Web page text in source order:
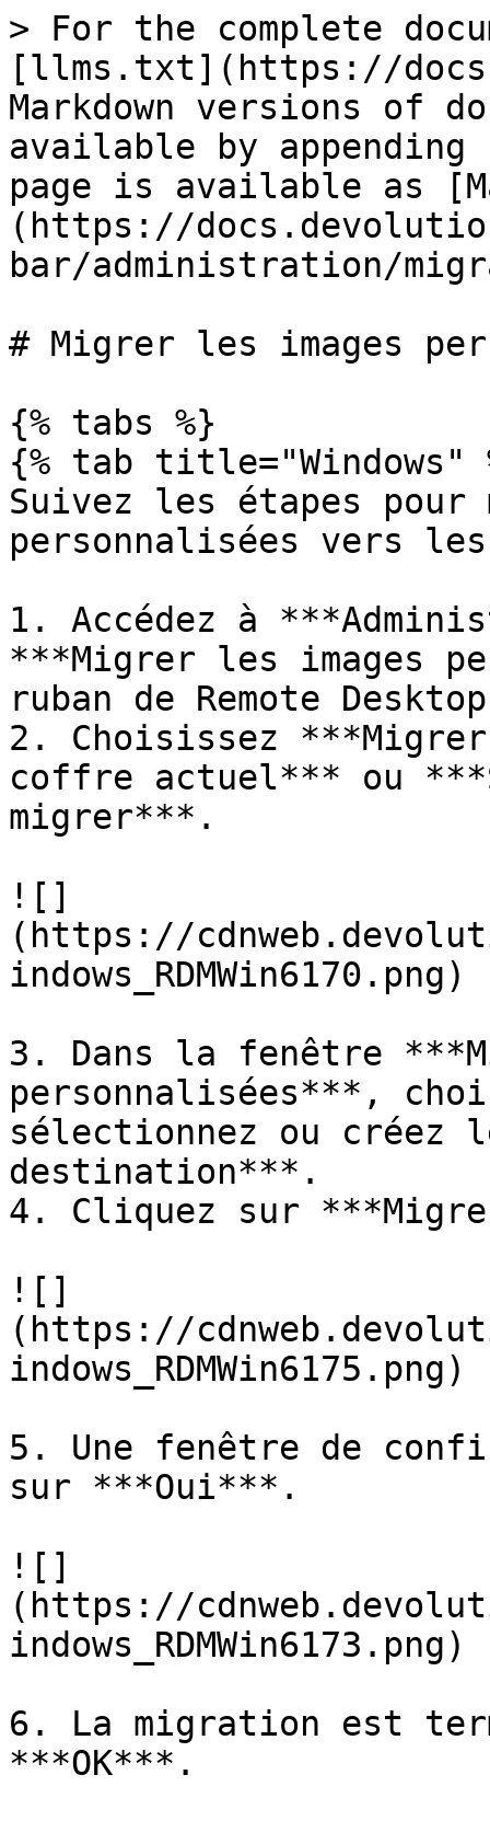
> For the complete
[llms.txt](https://
Markdown versions of
available by
page is available as
(https://
bar/administration/
# Migrer les images
{% tabs %}
{% tab title="Windows"
Suivez les étapes pour
personnalisées vers
1. Accédez à
***Migrer les images
ruban de Remote
2. Choisissez
coffre actuel*** ou
migrer***.
![]
(https://
indows_RDMWin6170.png)
3. Dans la fenêtre
personnalisées***,
sélectionnez ou créez
destination***.
4. Cliquez sur
![]
(https://
indows_RDMWin6175.png)
5. Une fenêtre de
sur ***Oui***.
![]
(https://
indows_RDMWin6173.png)
6. La migration est
***OK***.